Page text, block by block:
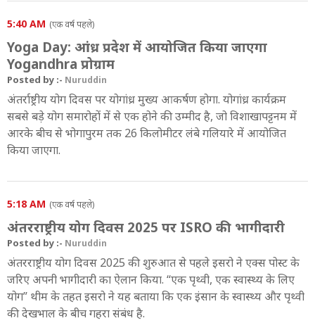
5:40 AM (एक वर्ष पहले)
Yoga Day: आंध्र प्रदेश में आयोजित किया जाएगा
Yogandhra प्रोग्राम
Posted by :- Nuruddin
अंतर्राष्ट्रीय योग दिवस पर योगांध्र मुख्य आकर्षण होगा. योगांध्र कार्यक्रम
सबसे बड़े योग समारोहों में से एक होने की उम्मीद है, जो विशाखापट्टनम में
आरके बीच से भोगापुरम तक 26 किलोमीटर लंबे गलियारे में आयोजित
किया जाएगा.
5:18 AM (एक वर्ष पहले)
अंतरराष्ट्रीय योग दिवस 2025 पर ISRO की भागीदारी
Posted by :- Nuruddin
अंतरराष्ट्रीय योग दिवस 2025 की शुरुआत से पहले इसरो ने एक्स पोस्ट के
जरिए अपनी भागीदारी का ऐलान किया. “एक पृथ्वी, एक स्वास्थ्य के लिए
योग” थीम के तहत इसरो ने यह बताया कि एक इंसान के स्वास्थ्य और पृथ्वी
की देखभाल के बीच गहरा संबंध है.